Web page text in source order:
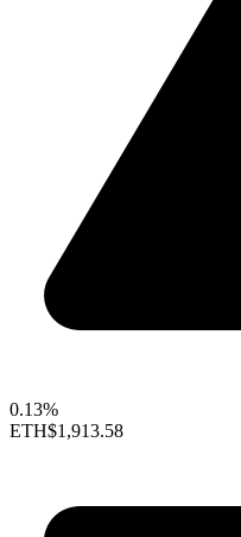
0.13%
ETH$1,913.58